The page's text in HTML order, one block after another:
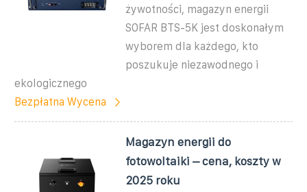
żywotności, magazyn energii
SOFAR BTS-5K jest doskonałym
wyborem dla każdego, kto
poszukuje niezawodnego i
ekologicznego
Bezpłatna Wycena
Magazyn energii do
fotowoltaiki – cena, koszty w
2025 roku